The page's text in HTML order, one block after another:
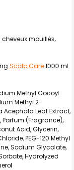
mouillés,
Scalp Care1000 ml
Methyl Cocoyl
Methyl 2-
Leaf Extract,
(Fragrance),
Acid, Glycerin,
PEG-120 Methyl
Sodium Glycolate,
Hydrolyzed